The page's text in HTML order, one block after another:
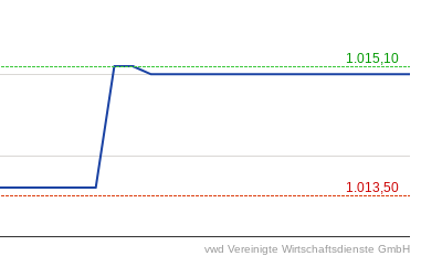
1.015,10
1.013,50
vwd Vereinigte Wirtschaftsdienste GmbH